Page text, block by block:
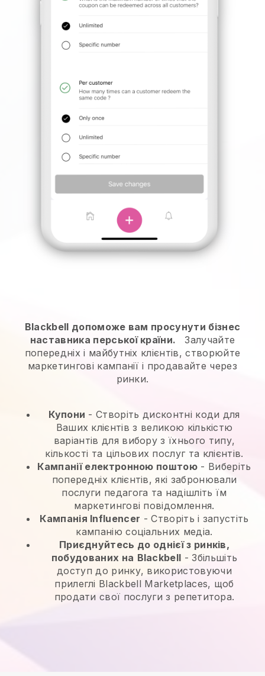
Blackbell допоможе вам просунути бізнес
наставника перської країни.
Залучайте
попередніх і майбутніх клієнтів, створюйте
маркетингові кампанії і продавайте через
ринки.
Купони - Створіть дисконтні коди для
Ваших клієнтів з великою кількістю
варіантів для вибору з їхнього типу,
кількості та цільових послуг та клієнтів.
Кампанії електронною поштою - Виберіть
попередніх клієнтів, які забронювали
послуги педагога та надішліть їм
маркетингові повідомлення.
Кампанія Influencer - Створіть і запустіть
кампанію соціальних медіа.
Приєднуйтесь до однієї з ринків,
побудованих на Blackbell -Збільшіть
доступ до ринку, використовуючи
прилеглі Blackbell Marketplaces, щоб
продати свої послуги з репетитора.